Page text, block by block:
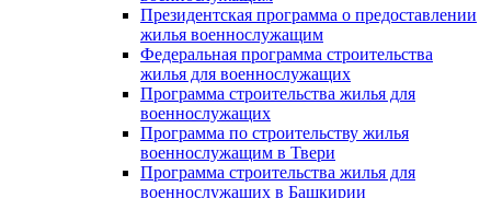
Президентская программа о предоставлении
жилья военнослужащим
Федеральная программа строительства
жилья для военнослужащих
Программа строительства жилья для
военнослужащих
Программа по строительству жилья
военнослужащим в Твери
Программа строительства жилья для
военнослужащих в Башкирии